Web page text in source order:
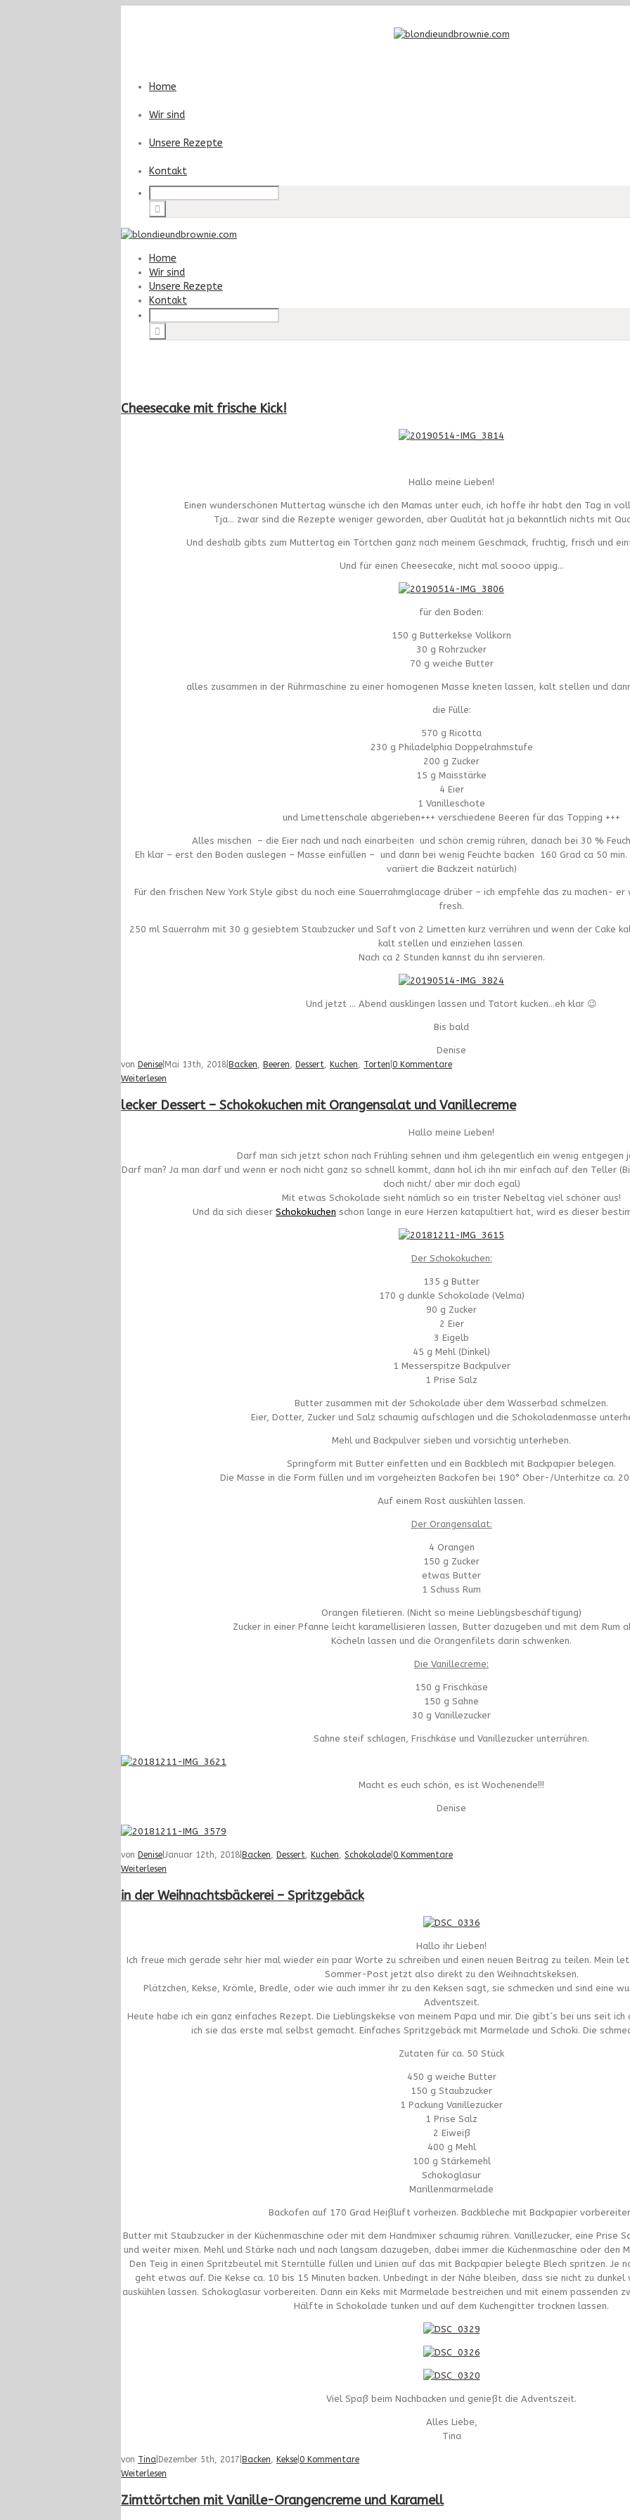
Home
Wir sind
Unsere Rezepte
Kontakt
Home
Wir sind
Unsere Rezepte
Kontakt
Cheesecake mit frische Kick!
Hallo meine Lieben!
Einen wunderschönen Muttertag wünsche ich den Mamas unter euch, ich hoffe ihr habt den Tag in
Tja… zwar sind die Rezepte weniger geworden, aber Qualität hat ja bekanntlich nichts mit
Und deshalb gibts zum Muttertag ein Törtchen ganz nach meinem Geschmack, fruchtig, frisch und
Und für einen Cheesecake, nicht mal soooo üppig…
für den Boden:
150 g Butterkekse Vollkorn
30 g Rohrzucker
70 g weiche Butter
alles zusammen in der Rührmaschine zu einer homogenen Masse kneten lassen, kalt stellen und
die Fülle:
570 g Ricotta
230 g Philadelphia Doppelrahmstufe
200 g Zucker
15 g Maisstärke
4 Eier
1 Vanilleschote
und Limettenschale abgerieben+++ verschiedene Beeren für das Topping +++
Alles mischen – die Eier nach und nach einarbeiten und schön cremig rühren, danach bei 30 %
Eh klar – erst den Boden auslegen – Masse einfüllen – und dann bei wenig Feuchte backen 160 Grad ca 50
variiert die Backzeit natürlich)
Für den frischen New York Style gibst du noch eine Sauerrahmglacage drüber – ich empfehle das zu machen-
fresh.
250 ml Sauerrahm mit 30 g gesiebtem Staubzucker und Saft von 2 Limetten kurz verrühren und wenn der Cake
kalt stellen und einziehen lassen.
Nach ca 2 Stunden kannst du ihn servieren.
Und jetzt … Abend ausklingen lassen und Tatort kucken…eh klar 😉
Bis bald
Denise
von Denise Mai 13th, 2018 Backen, Beeren, Dessert, Kuchen, Torten 0 Kommentare
Weiterlesen
lecker Dessert – Schokokuchen mit Orangensalat und Vanillecreme
Hallo meine Lieben!
Darf man sich jetzt schon nach Frühling sehnen und ihm gelegentlich ein wenig entgegen
Darf man? Ja man darf und wenn er noch nicht ganz so schnell kommt, dann hol ich ihn mir einfach auf den Teller
doch nicht/ aber mir doch egal)
Mit etwas Schokolade sieht nämlich so ein trister Nebeltag viel schöner aus!
Und da sich dieser Schokokuchen schon lange in eure Herzen katapultiert hat, wird es dieser
Der Schokokuchen:
135 g Butter
170 g dunkle Schokolade (Velma)
90 g Zucker
2 Eier
3 Eigelb
45 g Mehl (Dinkel)
1 Messerspitze Backpulver
1 Prise Salz
Butter zusammen mit der Schokolade über dem Wasserbad schmelzen.
Eier, Dotter, Zucker und Salz schaumig aufschlagen und die Schokoladenmasse
Mehl und Backpulver sieben und vorsichtig unterheben.
Springform mit Butter einfetten und ein Backblech mit Backpapier belegen.
Die Masse in die Form füllen und im vorgeheizten Backofen bei 190° Ober-/Unterhitze ca. 20
Auf einem Rost auskühlen lassen.
Der Orangensalat:
4 Orangen
150 g Zucker
etwas Butter
1 Schuss Rum
Orangen filetieren. (Nicht so meine Lieblingsbeschäftigung)
Zucker in einer Pfanne leicht karamellisieren lassen, Butter dazugeben und mit dem Rum
Köcheln lassen und die Orangenfilets darin schwenken.
Die Vanillecreme:
150 g Frischkäse
150 g Sahne
30 g Vanillezucker
Sahne steif schlagen, Frischkäse und Vanillezucker unterrühren.
Macht es euch schön, es ist Wochenende!!!
Denise
von Denise Januar 12th, 2018 Backen Dessert Kuchen Schokolade 0 Kommentare
Weiterlesen
in der Weihnachtsbäckerei – Spritzgebäck
Hallo ihr Lieben!
Ich freue mich gerade sehr hier mal wieder ein paar Worte zu schreiben und einen neuen Beitrag zu teilen. Mein
Sommer-Post jetzt also direkt zu den Weihnachtskeksen.
Plätzchen, Kekse, Krömle, Bredle, oder wie auch immer ihr zu den Keksen sagt, sie schmecken und sind eine
Adventszeit.
Heute habe ich ein ganz einfaches Rezept. Die Lieblingskekse von meinem Papa und mir. Die gibt´s bei uns seit ich
ich sie das erste mal selbst gemacht. Einfaches Spritzgebäck mit Marmelade und Schoki. Die
Zutaten für ca. 50 Stück
450 g weiche Butter
150 g Staubzucker
1 Packung Vanillezucker
1 Prise Salz
2 Eiweiß
400 g Mehl
100 g Stärkemehl
Schokoglasur
Marillenmarmelade
Backofen auf 170 Grad Heißluft vorheizen. Backbleche mit Backpapier
Butter mit Staubzucker in der Küchenmaschine oder mit dem Handmixer schaumig rühren. Vanillezucker, eine Prise
und weiter mixen. Mehl und Stärke nach und nach langsam dazugeben, dabei immer die Küchenmaschine oder den
Den Teig in einen Spritzbeutel mit Sterntülle füllen und Linien auf das mit Backpapier belegte Blech spritzen. Je
geht etwas auf. Die Kekse ca. 10 bis 15 Minuten backen. Unbedingt in der Nähe bleiben, dass sie nicht zu
auskühlen lassen. Schokoglasur vorbereiten. Dann ein Keks mit Marmelade bestreichen und mit einem passenden
Hälfte in Schokolade tunken und auf dem Kuchengitter trocknen lassen.
Viel Spaß beim Nachbacken und genießt die Adventszeit.
Alles Liebe,
Tina
von Tina Dezember 5th, 2017 Backen Kekse 0 Kommentare
Weiterlesen
Zimttörtchen mit Vanille-Orangencreme und Karamell